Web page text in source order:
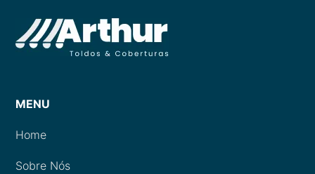
MENU
Home
Sobre Nós